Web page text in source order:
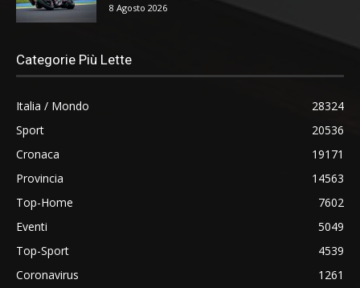
8 Agosto 2026
Categorie Più Lette
Italia / Mondo
28324
Sport
20536
Cronaca
19171
Provincia
14563
Top-Home
7602
Eventi
5049
Top-Sport
4539
Coronavirus
1261